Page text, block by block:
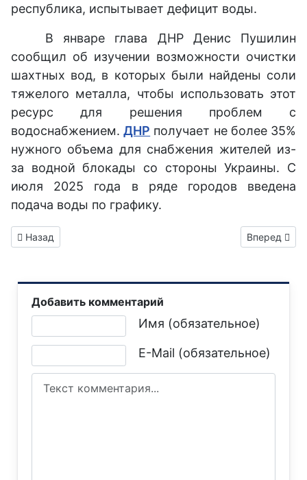
республика, испытывает дефицит воды.
В январе глава ДНР Денис Пушилин
сообщил об изучении возможности очистки
шахтных вод, в которых были найдены соли
тяжелого металла, чтобы использовать этот
ресурс для решения проблем с
водоснабжением.ДНР получает не более 35%
нужного объема для снабжения жителей из-
за водной блокады со стороны Украины. С
июля 2025 года в ряде городов введена
подача воды по графику.
Предыдущий: Восстановление химзавода "Стирол" в
Назад Следующий:
Вперед
Добавить комментарий
Имя (обязательное)
E-Mail (обязательное)
Текст комментария